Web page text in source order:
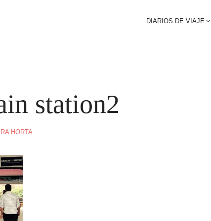
DIARIOS DE VIAJE
station2
HORTA